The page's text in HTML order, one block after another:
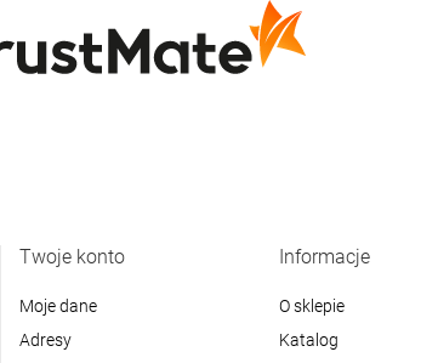
Twoje konto
Moje dane
Adresy
Informacje
O sklepie
Katalog